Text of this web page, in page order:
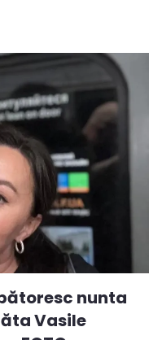
nunta
Vasile